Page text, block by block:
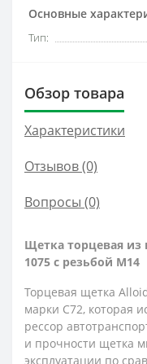
Основные
Тип:
Обзор товара
Характеристики
Отзывов (0)
Вопросы (0)
Щетка торцевая из
1075 с резьбой М14
Торцевая щетка
марки С72, которая
рессор
и прочности щетка
эксплуатации по